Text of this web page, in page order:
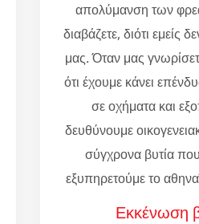
απολύμανση των
διαβάζετε, διότι εμείς
μας. Όταν μας
ότι έχουμε κάνει
σε οχήματα και
δευθύνουμε
σύγχρονα βυτία
εξυπηρετούμε το
Εκκένωση